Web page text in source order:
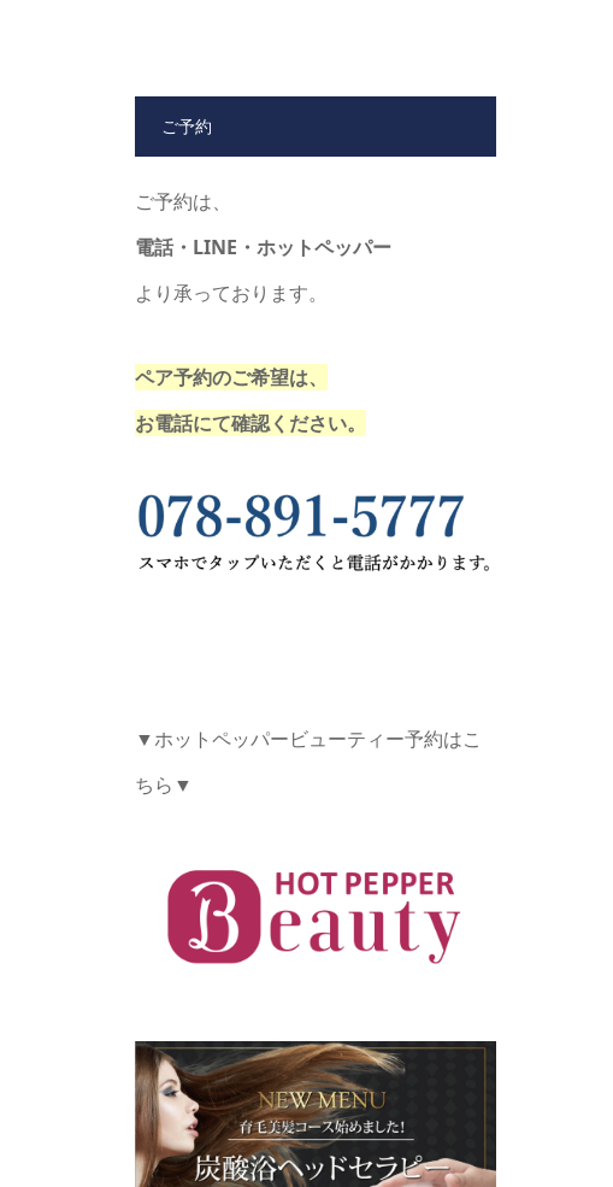
ご予約
ご予約は、
電話・LINE・ホットペッパー
より承っております。
ペア予約のご希望は、
お電話にて確認ください。
▼ホットペッパービューティー予約はこ
ちら▼